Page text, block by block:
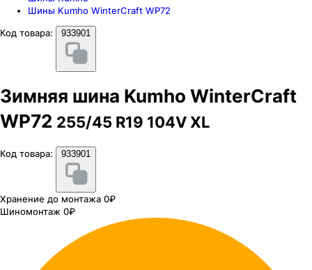
Шины Kumho WinterCraft WP72
Код товара:
933901
Зимняя шина Kumho WinterCraft
WP72 255/45 R19 104V XL
Код товара: 933901
Хранение до монтажа 0₽
Шиномонтаж 0₽